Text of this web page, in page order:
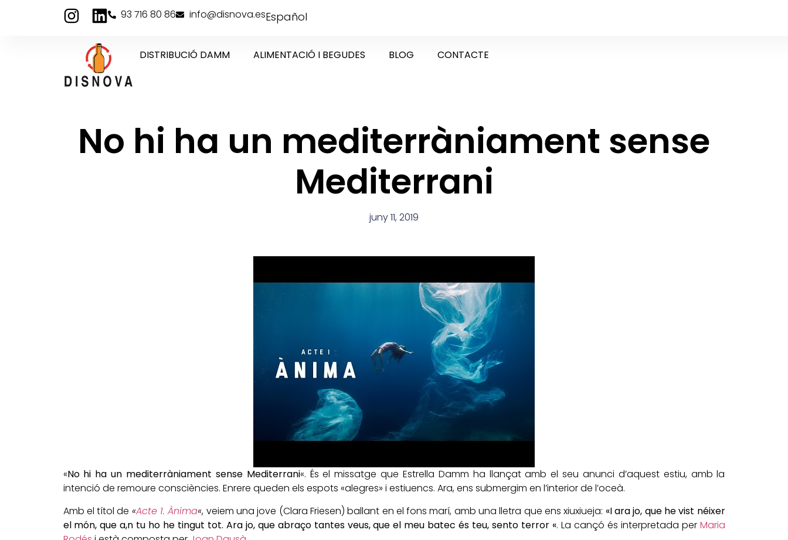
93 716 80 86 info@disnova.esEspañol
DISTRIBUCIÓ DAMM ALIMENTACIÓ I BEGUDES BLOG CONTACTE
No hi ha un mediterràniament sense
Mediterrani
juny 11, 2019
«No hi ha un mediterràniament sense Mediterrani«. És el missatge que Estrella Damm ha llançat amb el seu anunci d’aquest estiu, amb la
intenció de remoure consciències. Enrere queden els espots «alegres» i estiuencs. Ara, ens submergim en l’interior de l’oceà.
Amb el títol de «Acte 1. Ànima«, veiem una jove (Clara Friesen) ballant en el fons marí, amb una lletra que ens xiuxiueja: «I ara jo, que he vist néixer
el món, que a,n tu ho he tingut tot. Ara jo, que abraço tantes veus, que el meu batec és teu, sento terror «. La cançó és interpretada per Maria